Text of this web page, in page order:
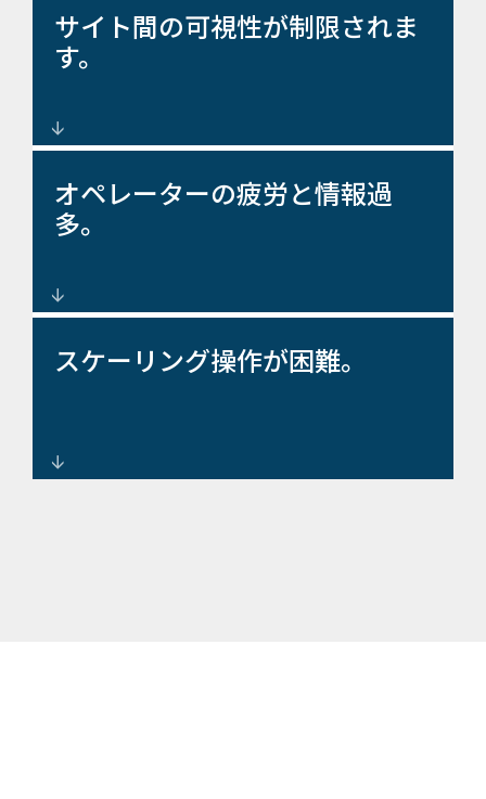
リアルタイムのアラート、ワー
クフロー、調整された対応ツー
ル。
サイト間の可視性が制限されま
す。
単一の SOC 環境から企業全体を
監視します。
オペレーターの疲労と情報過
多。
重要な情報を優先する専用の視
覚化。
スケーリング操作が困難。